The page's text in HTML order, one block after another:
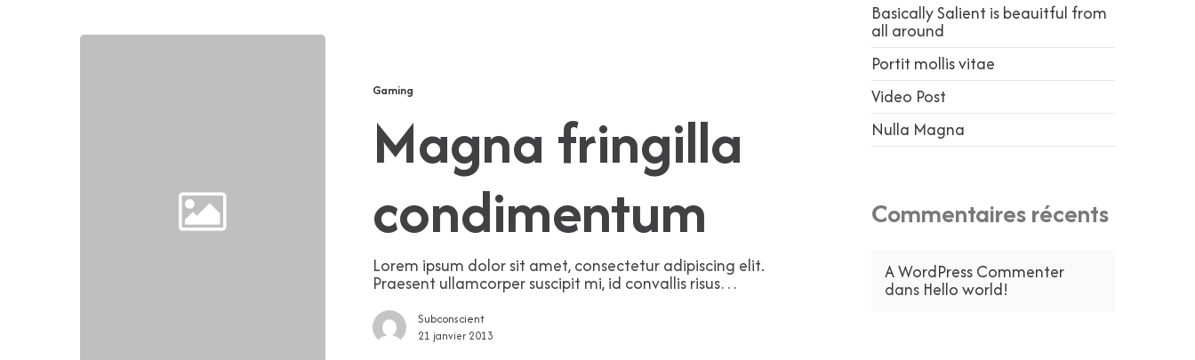
Gaming
Magna fringilla
condimentum
Lorem ipsum dolor sit amet, consectetur adipiscing elit.
Praesent ullamcorper suscipit mi, id convallis risus…
Subconscient
21 janvier 2013
Basically Salient is beauitful from
all around
Portit mollis vitae
Video Post
Nulla Magna
Commentaires récents
A WordPress Commenter
dans Hello world!